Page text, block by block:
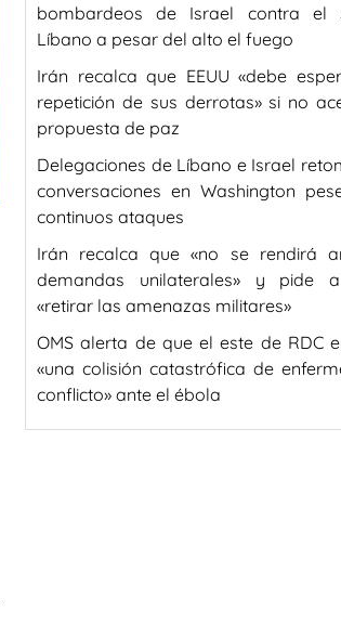
bombardeos de Israel contra el
Líbano a pesar del alto el fuego
Irán recalca que EEUU «debe
repetición de sus derrotas» si no
propuesta de paz
Delegaciones de Líbano e Israel
conversaciones en Washington
continuos ataques
Irán recalca que «no se rendirá
demandas unilaterales» y pide a
«retirar las amenazas militares»
OMS alerta de que el este de RDC
«una colisión catastrófica de
conflicto» ante el ébola